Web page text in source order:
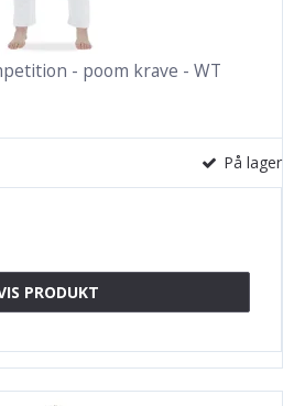
- poom krave - WT
På lager
PRODUKT